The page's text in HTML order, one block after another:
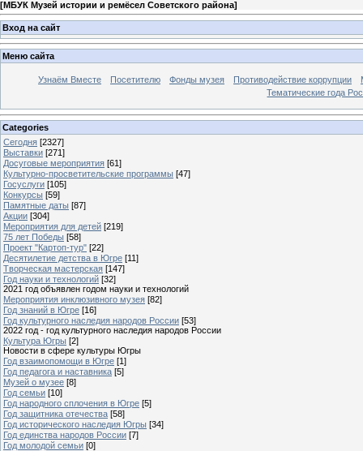
[МБУК Музей истории и ремёсел Советского района]
Вход на сайт
Меню сайта
Узнаём Вместе Посетителю Фонды музея Противодействие коррупции
Тематические года
Categories
Сегодня [2327]
Выставки [271]
Досуговые мероприятия [61]
Культурно-просветительские программы [47]
Госуслуги [105]
Конкурсы [59]
Памятные даты [87]
Акции [304]
Мероприятия для детей [219]
75 лет Победы [58]
Проект "Картоп-тур" [22]
Десятилетие детства в Югре [11]
Творческая мастерская [147]
Год науки и технологий [32]
2021 год объявлен годом науки и технологий
Мероприятия инклюзивного музея [82]
Год знаний в Югре [16]
Год культурного наследия народов России [53]
2022 год - год культурного наследия народов России
Культура Югры [2]
Новости в сфере культуры Югры
Год взаимопомощи в Югре [1]
Год педагога и наставника [5]
Музей о музее [8]
Год семьи [10]
Год народного сплочения в Югре [5]
Год защитника отечества [58]
Год исторического наследия Югры [34]
Год единства народов России [7]
Год молодой семьи [0]